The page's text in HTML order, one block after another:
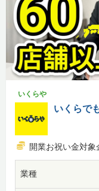
いくらや
いくらで
開業お祝い金対象
業種